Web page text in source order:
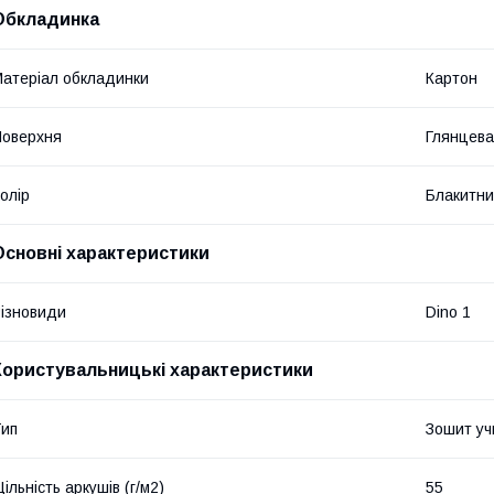
обкладинки Картон
Глянцева
характеристики
Dino 1
характеристики
Зошит
аркушів (г/м2) 55